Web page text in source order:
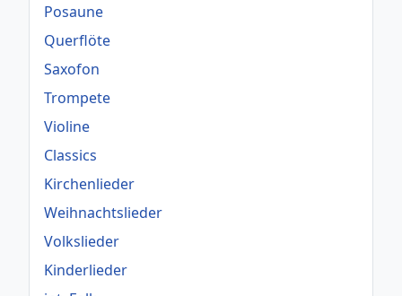
Posaune
Querflöte
Saxofon
Trompete
Violine
Classics
Kirchenlieder
Weihnachtslieder
Volkslieder
Kinderlieder